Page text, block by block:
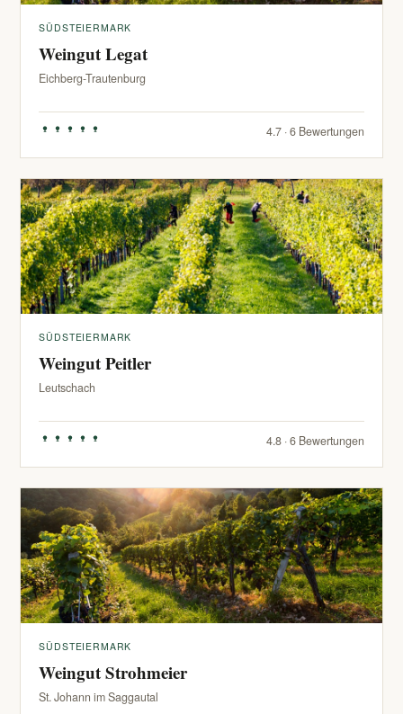
SÜDSTEIERMARK
Weingut Legat
Eichberg-Trautenburg
4.7 · 6 Bewertungen
SÜDSTEIERMARK
Weingut Peitler
Leutschach
4.8 · 6 Bewertungen
SÜDSTEIERMARK
Weingut Strohmeier
St. Johann im Saggautal